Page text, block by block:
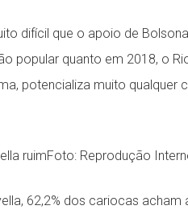
difícil que o apoio de
popular quanto em 2018, o
potencializa muito
ruimFoto: Reprodução
62,2% dos cariocas acham